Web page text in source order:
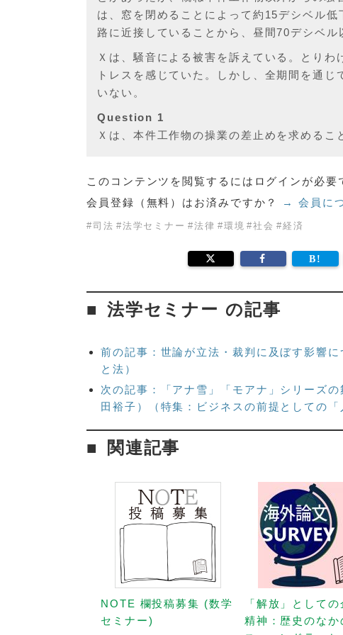
は、窓を閉めることによって約15デシベル
路に近接していることから、昼間70デシベ
Ｘは、騒音による被害を訴えている。とり
トレスを感じていた。しかし、全期間を通
いない。
Question 1
Ｘは、本件工作物の操業の差止めを求めるこ
このコンテンツを閲覧するにはログインが必要
会員登録（無料）はお済みですか？
→ 会員に
#司法 #法学セミナー #法律 #環境 #社会 #経済
法学セミナー の記事
前の記事：世論が立法・裁判に及ぼす影響
と法）
次の記事：「アナ雪」「モアナ」シリーズ
田裕子）（特集：ビジネスの前提としての「
関連記事
NOTE 欄投稿募集 (数学
セミナー)
「解放」としての
精神：歴史のなか